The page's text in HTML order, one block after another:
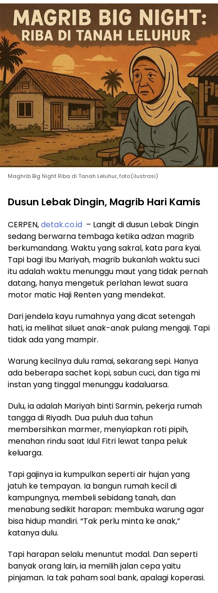
Maghrib Big Night Riba di Tanah Leluhur, foto:(ilustrasi)
Dusun Lebak Dingin, Magrib Hari Kamis
CERPEN,detak.co.id – Langit di dusun Lebak Dingin
sedang berwarna tembaga ketika adzan magrib
berkumandang. Waktu yang sakral, kata para kyai.
Tapi bagi Ibu Mariyah, magrib bukanlah waktu suci
itu adalah waktu menunggu maut yang tidak pernah
datang, hanya mengetuk perlahan lewat suara
motor matic Haji Renten yang mendekat.
Dari jendela kayu rumahnya yang dicat setengah
hati, ia melihat siluet anak-anak pulang mengaji. Tapi
tidak ada yang mampir.
Warung kecilnya dulu ramai, sekarang sepi. Hanya
ada beberapa sachet kopi, sabun cuci, dan tiga mi
instan yang tinggal menunggu kadaluarsa.
Dulu, ia adalah Mariyah binti Sarmin, pekerja rumah
tangga di Riyadh. Dua puluh dua tahun
membersihkan marmer, menyiapkan roti pipih,
menahan rindu saat Idul Fitri lewat tanpa peluk
keluarga.
Tapi gajinya ia kumpulkan seperti air hujan yang
jatuh ke tempayan. Ia bangun rumah kecil di
kampungnya, membeli sebidang tanah, dan
menabung sedikit harapan: membuka warung agar
bisa hidup mandiri. “Tak perlu minta ke anak,”
katanya dulu.
Tapi harapan selalu menuntut modal. Dan seperti
banyak orang lain, ia memilih jalan cepa yaitu
pinjaman. Ia tak paham soal bank, apalagi koperasi.